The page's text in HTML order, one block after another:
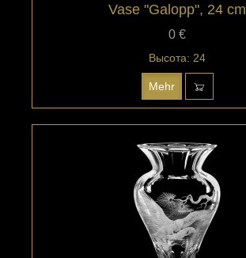
Vase "Galopp", 24 cm
0 €
Высота: 24
Mehr